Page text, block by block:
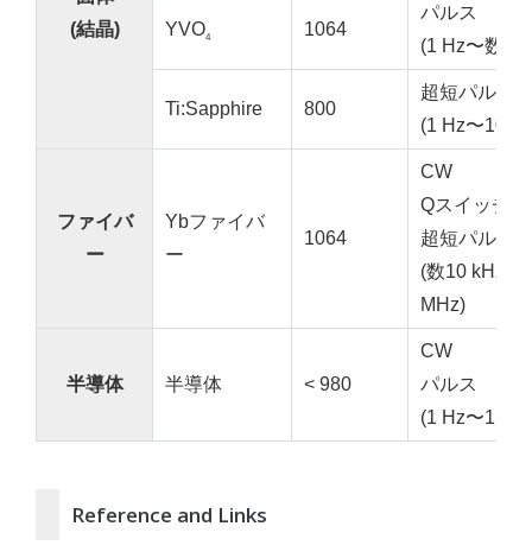
(結晶)
YVO4 1064
パルス
(1 Hz〜数
Ti:Sapphire 800
超短パルス
(1 Hz〜100
ファイバ
ー
Ybファイバ
ー
1064
CW
Qスイッチ
超短パルス
(数10 kHz〜
MHz)
半導体 半導体 < 980
CW
パルス
(1 Hz〜1
Reference and Links